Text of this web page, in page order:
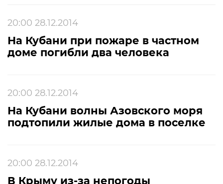
20:00 28.12.2014
На Кубани при пожаре в частном
доме погибли два человека
20:00 28.12.2014
На Кубани волны Азовского моря
подтопили жилые дома в поселке
20:00 28.12.2014
В Крыму из-за непогоды